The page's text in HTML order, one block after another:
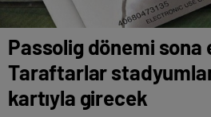
Passolig dönemi sona
Taraftarlar
kartıyla girecek